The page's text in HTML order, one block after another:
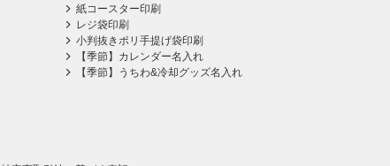
紙コースター印刷
レジ袋印刷
小判抜きポリ手提げ袋印刷
【季節】カレンダー名入れ
【季節】うちわ&冷却グッズ名入れ